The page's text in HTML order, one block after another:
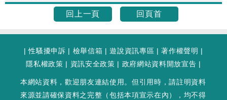
回上一頁 回頁首
|性騷擾申訴 | 檢舉信箱 |遊說資訊專區 |著作權聲明 |
隱私權政策 | 資訊安全政策 | 政府網站資料開放宣告 |
本網站資料，歡迎朋友連結使用。但引用時，請註明資料
來源並請確保資料之完整（包括本項宣示在內），均不得